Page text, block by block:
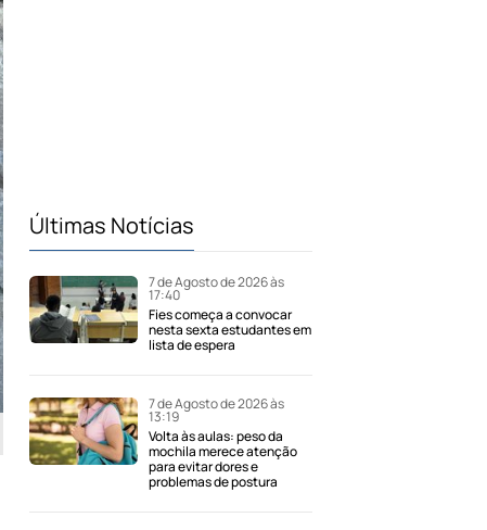
Últimas Notícias
7 de Agosto de 2026 às
17:40
Fies começa a convocar
nesta sexta estudantes em
lista de espera
7 de Agosto de 2026 às
13:19
Volta às aulas: peso da
mochila merece atenção
para evitar dores e
problemas de postura